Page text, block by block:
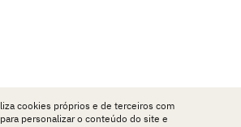
cookies próprios e de terceiros com
personalizar o conteúdo do site e